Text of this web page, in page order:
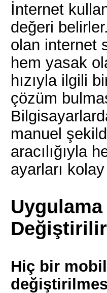
İnternet
değeri
olan internet
hem yasak
hızıyla ilgili
çözüm
manuel
aracılığıyla
ayarları
Uygulama
Hiç bir